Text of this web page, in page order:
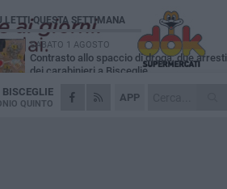
APP
BISCEGLIE
QUINTO
LETTI QUESTA SETTIMANA
SABATO 1 AGOSTO
Contrasto allo spaccio di droga, due arresti
dei carabinieri a Bisceglie
MARTEDÌ 4 AGOSTO
Emergenza caldo, il Comune di Bisceglie